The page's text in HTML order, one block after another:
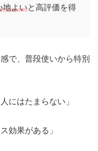
地よいと高評価を得
で、普段使いから特別
にはたまらない」
効果がある」